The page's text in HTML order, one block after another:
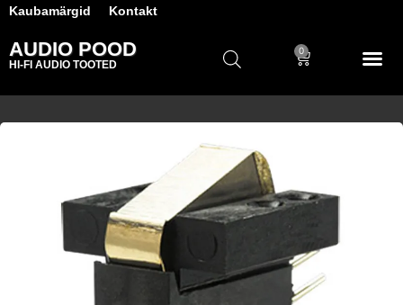
Kaubamärgid Kontakt
AUDIO POOD
HI-FI AUDIO TOOTED
0